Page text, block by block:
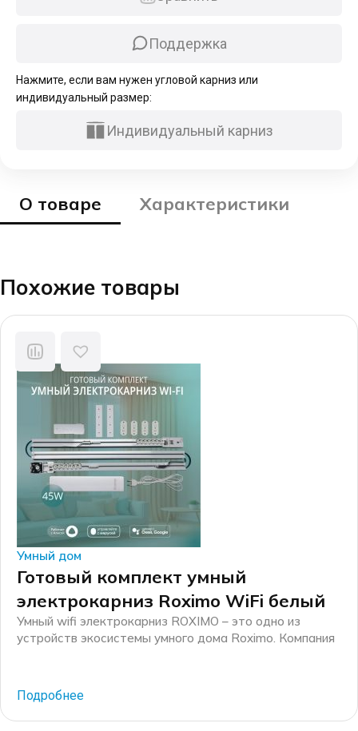
Поддержка
Нажмите, если вам нужен угловой карниз или
индивидуальный размер:
Индивидуальный карниз
О товаре Характеристики
Похожие товары
Умный дом
Готовый комплект умный
электрокарниз Roximo WiFi белый
Умный wifi электрокарниз ROXIMO – это одно из
устройств экосистемы умного дома Roximo. Компания
лет. Основные механические комплектующие для
электрокарнизов производятся на российских
производственных мощностях, а финальная сборка
Подробнее